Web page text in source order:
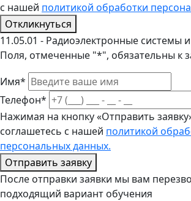
с нашей политикой обработки
Откликнуться
11.05.01 - Радиоэлектронные системы
Поля, отмеченные "*", обязательны к
Имя*
Телефон*
Нажимая на кнопку «Отправить
соглашетесь с нашей политикой
персональных данных.
Отправить заявку
После отправки заявки мы вам
подходящий вариант обучения